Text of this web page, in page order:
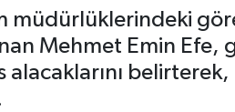
müdürlüklerindeki
Mehmet Emin Efe,
alacaklarını